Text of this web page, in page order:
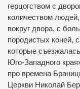
герцогством с
количеством
вокруг двора, с
породистых коней,
которые
Юго-Западного
про времена
Церкви Николай